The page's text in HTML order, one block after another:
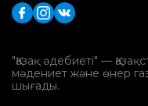
"Қазақ әдебиеті" —
мәдениет және өнер
шығады.